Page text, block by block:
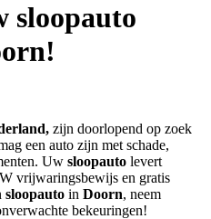
sloopauto
zijn doorlopend op zoek
een auto zijn met schade,
Uw sloopauto levert
vrijwaringsbewijs en gratis
sloopauto in Doorn, neem
bekeuringen!